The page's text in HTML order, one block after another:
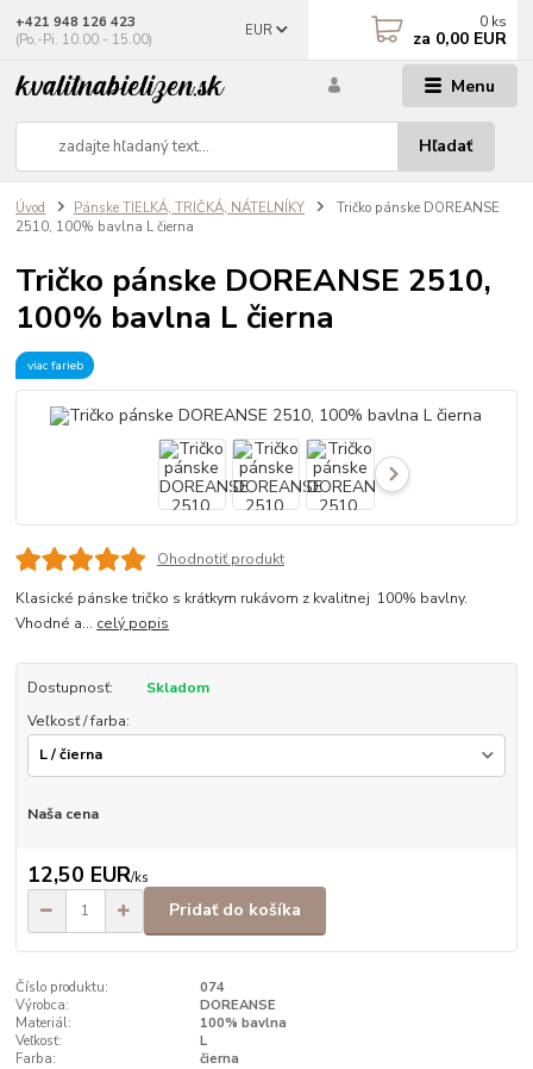
Menu
EUR
Hľadať
+421 948 126 423
(Po.-Pi. 10.00 - 15.00)
0 ks
za 0,00 EUR
Úvod Pánske TIELKÁ, TRIČKÁ, NÁTELNÍKY
Tričko pánske DOREANSE
2510, 100% bavlna L čierna
Tričko pánske DOREANSE 2510,
100% bavlna L čierna
viac farieb
Ohodnotiť produkt
Klasické pánske tričko s krátkym rukávom z kvalitnej 100% bavlny.
Vhodné a... celý popis
Dostupnosť:
Skladom
Veľkosť / farba:
Naša cena
12,50 EUR/ks
Pridať do košíka
Číslo produktu:
074
Výrobca:
DOREANSE
Materiál:
100% bavlna
Veľkosť:
L
Farba:
čierna